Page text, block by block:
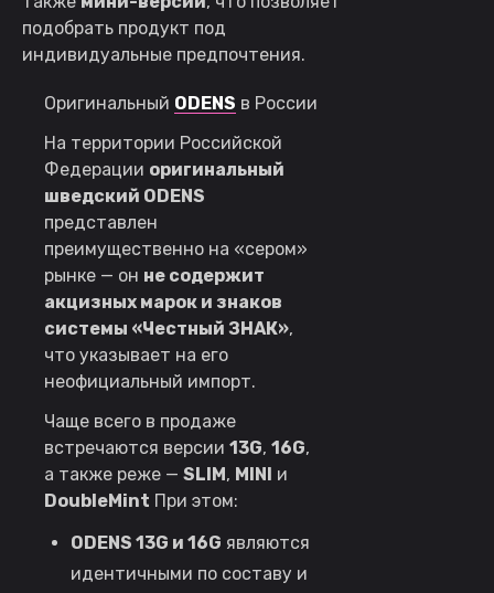
подобрать продукт под
индивидуальные предпочтения.
Оригинальный ODENS в России
На территории Российской
Федерации оригинальный
шведский ODENS
представлен
преимущественно на «сером»
рынке — он не содержит
акцизных марок и знаков
системы «Честный ЗНАК»,
что указывает на его
неофициальный импорт.
Чаще всего в продаже
встречаются версии 13G, 16G,
а также реже — SLIM , MINI
и
DoubleMint При этом:
ODENS 13G и 16G являются
идентичными по составу и